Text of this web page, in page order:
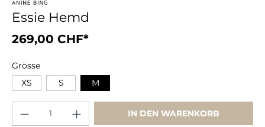
Essie Hemd
269,00 CHF*
Grösse
XS
S M
IN DEN WARENKORB